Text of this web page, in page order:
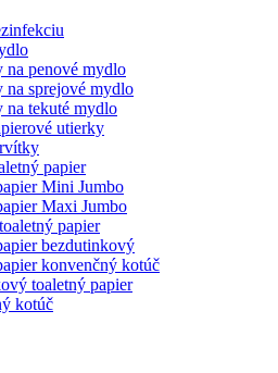
na penové mydlo
na sprejové mydlo
na tekuté mydlo
utierky
papier
Mini Jumbo
Maxi Jumbo
papier
bezdutinkový
konvenčný kotúč
toaletný papier
kotúč